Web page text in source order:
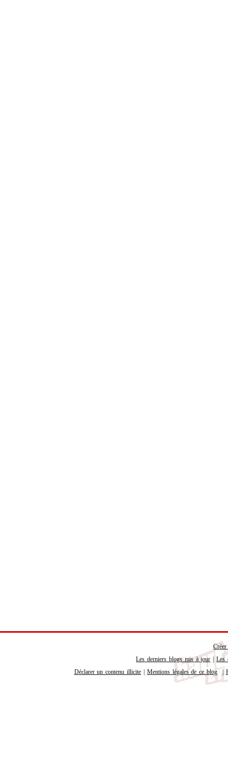
Les derniers blogs mis à jour |Les
Déclarer un contenu illicite
Mentions légales de ce blog |